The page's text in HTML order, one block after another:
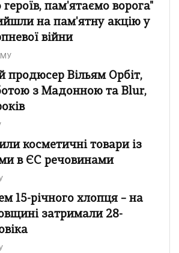
пам'ятаємо ворога"
на пам'ятну акцію у
війни
продюсер Вільям Орбіт,
з Мадонною та Blur,
косметичні товари із
в ЄС речовинами
15-річного хлопця – на
затримали 28-